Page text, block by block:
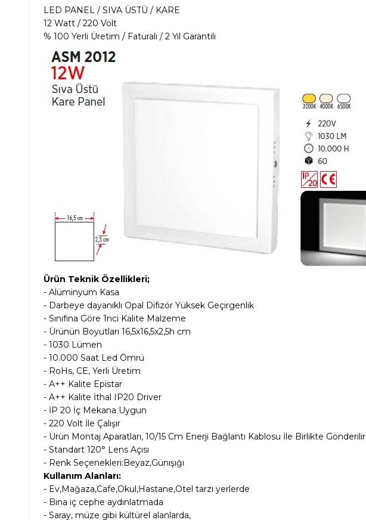
LED PANEL / SIVA ÜSTÜ / KARE
12 Watt / 220 Volt
% 100 Yerli Üretim / Faturalı / 2 Yıl Garantili
Ürün Teknik Özellikleri;
- Alüminyum Kasa
- Darbeye dayanıklı Opal Difizör Yüksek Geçirgenlik
- Sınıfına Göre 1nci Kalite Malzeme
- Ürünün Boyutları 16,5x16,5x2,5h cm
- 1030 Lümen
- 10.000 Saat Led Ömrü
- RoHs, CE, Yerli Üretim
- A++ Kalite Epistar
- A++ Kalite İthal IP20 Driver
- İP 20 İç Mekana Uygun
- 220 Volt İle Çalışır
- Ürün Montaj Aparatları, 10/15 Cm Enerji Bağlantı Kablosu İle Birlikte Gönderilir
- Standart 120° Lens Açısı
- Renk Seçenekleri:Beyaz,Günışığı
Kullanım Alanları:
- Ev,Mağaza,Cafe,Okul,Hastane,Otel tarzı yerlerde
- Bina iç cephe aydınlatmada
- Saray, müze gibi kültürel alanlarda,